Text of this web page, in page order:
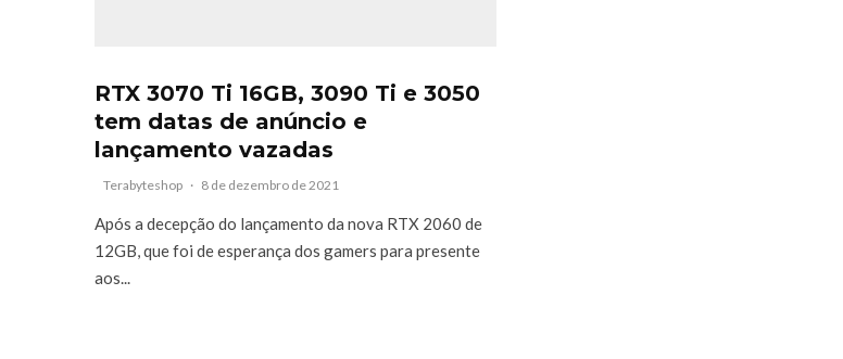
RTX 3070 Ti 16GB, 3090 Ti e 3050
tem datas de anúncio e
lançamento vazadas
Terabyteshop · 8 de dezembro de 2021
Após a decepção do lançamento da nova RTX 2060 de
12GB, que foi de esperança dos gamers para presente
aos...